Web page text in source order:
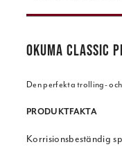
OKUMA CLASSIC
Den perfekta trolling-
PRODUKTFAKTA
Korrisionsbeständig